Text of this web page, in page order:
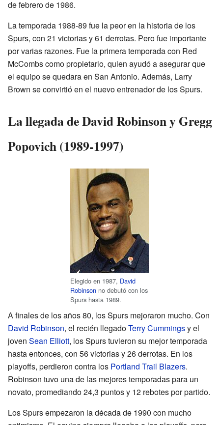
de febrero de 1986.
La temporada 1988-89 fue la peor en la historia de los
Spurs, con 21 victorias y 61 derrotas. Pero fue importante
por varias razones. Fue la primera temporada con Red
McCombs como propietario, quien ayudó a asegurar que
el equipo se quedara en San Antonio. Además, Larry
Brown se convirtió en el nuevo entrenador de los Spurs.
La llegada de David Robinson y Gregg
Popovich (1989-1997)
Elegido en 1987, David
Robinson no debutó con los
Spurs hasta 1989.
A finales de los años 80, los Spurs mejoraron mucho. Con
David Robinson, el recién llegadoTerry Cummingsy el
joven Sean Elliott, los Spurs tuvieron su mejor temporada
hasta entonces, con 56 victorias y 26 derrotas. En los
playoffs, perdieron contra los Portland Trail Blazers.
Robinson tuvo una de las mejores temporadas para un
novato, promediando 24,3 puntos y 12 rebotes por partido.
Los Spurs empezaron la década de 1990 con mucho